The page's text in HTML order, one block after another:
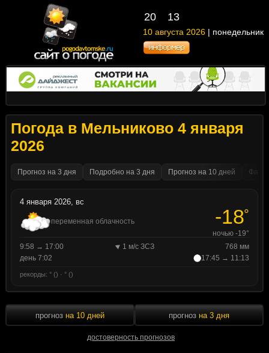
20 13
10 августа 2026 | понедельник
Погода в Мельниково 4 января
2026
Прогноз на 3 дня Подробно на 3 дня Прогноз на 10 дней
4 января 2026, вс
переменная облачность -18°
ночью -19°
9:58 → 17:00
1 м/с ЗСЗ
768 мм
день 7:02
17:45 → 11:13
рекорды: ° () · ° ()
прогноз на 10 дней
достоверность прогнозов
прогноз на 3 дня